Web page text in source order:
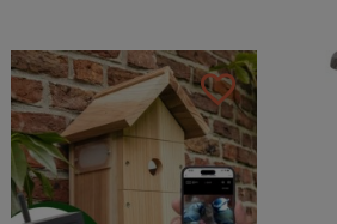
favorite_border